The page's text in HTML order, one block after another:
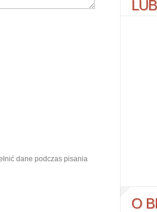
dane podczas pisania
O